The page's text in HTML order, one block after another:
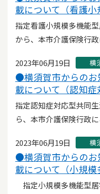
載について（看護小
指定看護小規模多機能
から、本市介護保険行
2023年06月19日 横
●横須賀市からの
載について（認知症
指定認知症対応型共同
ら、本市介護保険行政
2023年06月19日 横
●横須賀市からの
載について（小規模
指定小規模多機能型